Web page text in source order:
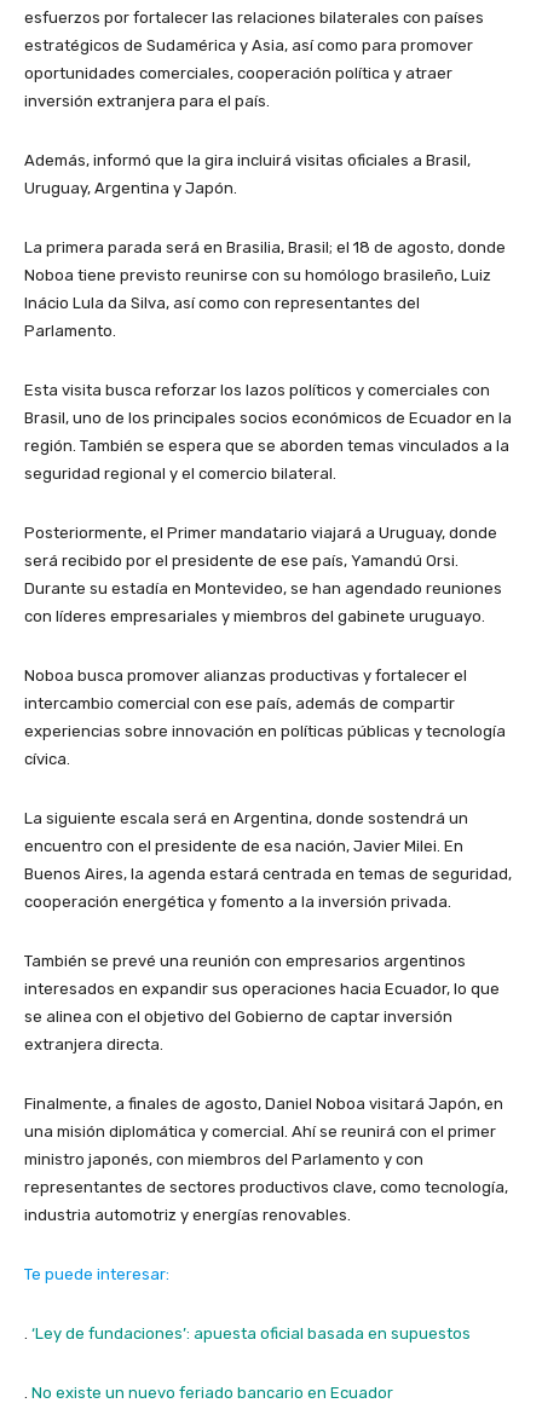
esfuerzos por fortalecer las relaciones bilaterales con países
estratégicos de Sudamérica y Asia, así como para promover
oportunidades comerciales, cooperación política y atraer
inversión extranjera para el país.
Además, informó que la gira incluirá visitas oficiales a Brasil,
Uruguay, Argentina y Japón.
La primera parada será en Brasilia, Brasil; el 18 de agosto, donde
Noboa tiene previsto reunirse con su homólogo brasileño, Luiz
Inácio Lula da Silva, así como con representantes del
Parlamento.
Esta visita busca reforzar los lazos políticos y comerciales con
Brasil, uno de los principales socios económicos de Ecuador en la
región. También se espera que se aborden temas vinculados a la
seguridad regional y el comercio bilateral.
Posteriormente, el Primer mandatario viajará a Uruguay, donde
será recibido por el presidente de ese país, Yamandú Orsi.
Durante su estadía en Montevideo, se han agendado reuniones
con líderes empresariales y miembros del gabinete uruguayo.
Noboa busca promover alianzas productivas y fortalecer el
intercambio comercial con ese país, además de compartir
experiencias sobre innovación en políticas públicas y tecnología
cívica.
La siguiente escala será en Argentina, donde sostendrá un
encuentro con el presidente de esa nación, Javier Milei. En
Buenos Aires, la agenda estará centrada en temas de seguridad,
cooperación energética y fomento a la inversión privada.
También se prevé una reunión con empresarios argentinos
interesados en expandir sus operaciones hacia Ecuador, lo que
se alinea con el objetivo del Gobierno de captar inversión
extranjera directa.
Finalmente, a finales de agosto, Daniel Noboa visitará Japón, en
una misión diplomática y comercial. Ahí se reunirá con el primer
ministro japonés, con miembros del Parlamento y con
representantes de sectores productivos clave, como tecnología,
industria automotriz y energías renovables.
Te puede interesar:
‘Ley de fundaciones’: apuesta oficial basada en supuestos
No existe un nuevo feriado bancario en Ecuador